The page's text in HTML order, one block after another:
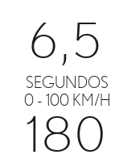
6,5
SEGUNDOS
0 - 100 KM/H
180